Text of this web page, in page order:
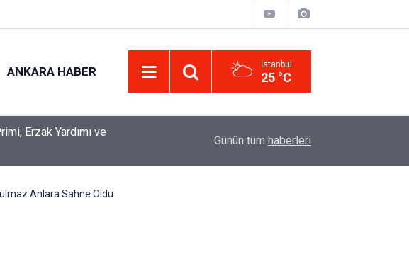
ANKARA HABER İstanbul
25 °C
Olacak
Uzadı, Ödeme Kuralları Değişti
Günün tüm haberleri
Anlara Sahne Oldu